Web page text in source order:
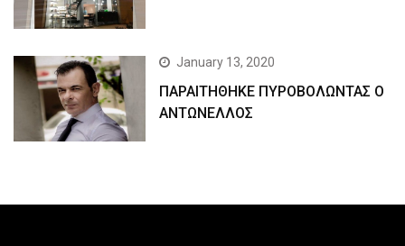
January 13, 2020
ΠΑΡΑΙΤΗΘΗΚΕ ΠΥΡΟΒΟΛΩΝΤΑΣ Ο
ΑΝΤΩΝΕΛΛΟΣ